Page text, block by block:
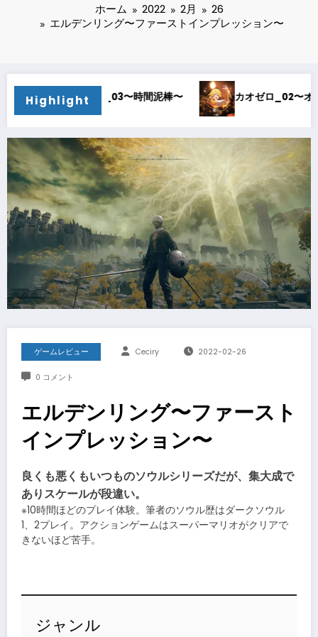
ホーム 2022 2月
26
エルデンリング〜ファーストインプレッション〜
Highlight
ゼロ_02〜オルレア考察〜 カオゼロ_01〜どストライク〜
ゲームレビュー Ceciry 2022-02-26
0 コメント
エルデンリング〜ファースト
インプレッション〜
良くも悪くもいつものソウルシリーズだが、集大成で
ありスケールが段違い。
※10時間ほどのプレイ体験。筆者のソウル歴はダークソウル
1、2プレイ。アクションゲームはスーパーマリオがクリアで
きないほど苦手。
ジャンル